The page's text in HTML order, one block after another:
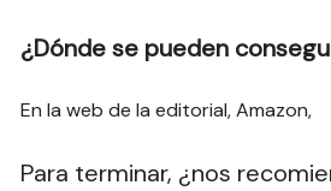
¿Dónde se pueden
En la web de la editorial, Amazon,
Para terminar, ¿nos